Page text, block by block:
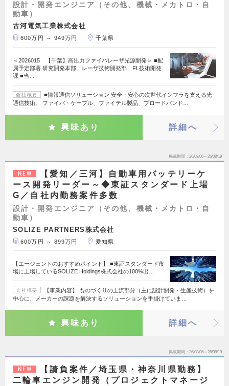
設計・開発エンジニア（その他、機械・メカトロ・自
動車）
古河電気工業株式会社
600万円 ～ 949万円 千葉県
＜2026015 【千葉】高出力ファイバレーザ光源開発＞ ■配
属予定部署 研究開発本部 レーザ技術開発部 FL技術開発
課 ■当…
会社概要
■情報通信ソリューション 安全・安心の次世代インフラを支える光
通信技術。 ファイバ・ケーブル、ファイテル製品、ブロードバンド…
興味あり 詳細へ
掲載期間 26/08/06～26/08/19
NEW
【愛知／三河】自動車用バッテリーケ
ース開発リーダー～◆東証スタンダード上場
G／自社内勤務案件多数
設計・開発エンジニア（その他、機械・メカトロ・自
動車）
SOLIZE PARTNERS株式会社
600万円 ～ 899万円 愛知県
【エージェントのおすすめポイント】 ■東証スタンダード市
場に上場しているSOLIZE Holdings株式会社の100%出…
会社概要
【事業内容】 ものづくりの上流部分（主に設計開発・生産技術）を
中心に、メーカーの課題を解決するソリューションを手掛けていま…
興味あり 詳細へ
掲載期間 26/08/06～26/08/19
NEW
【請負案件／埼玉県・神奈川県勤務】
二輪車エンジン開発（プロジェクトマネージ